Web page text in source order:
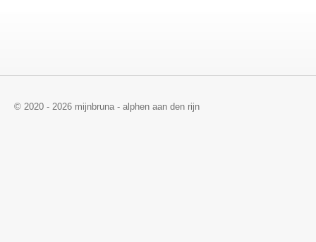
© 2020 - 2026 mijnbruna - alphen aan den rijn